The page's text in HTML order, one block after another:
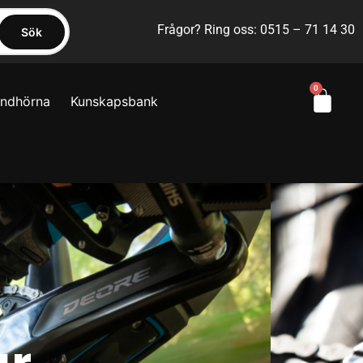
Sök Frågor? Ring oss: 0515 – 71 14 30
Kunskapsbank
0